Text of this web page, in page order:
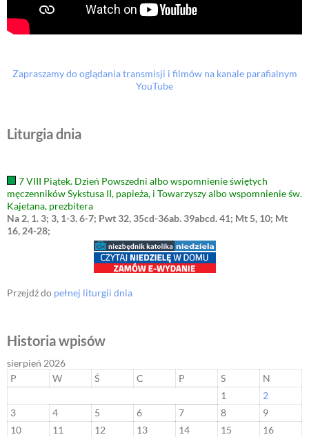
Zapraszamy do oglądania transmisji i filmów na kanale parafialnym
YouTube
Liturgia dnia
7 VIII Piątek. Dzień Powszedni albo wspomnienie świętych
męczenników Sykstusa II, papieża, i Towarzyszy albo wspomnienie św.
Kajetana, prezbitera
Na 2, 1. 3; 3, 1-3. 6-7; Pwt 32, 35cd-36ab. 39abcd. 41; Mt 5, 10; Mt
16, 24-28;
Przejdź do pełnej liturgii dnia
Historia wpisów
sierpień 2026
P
W Ś C P S
N
1
2
3
4 5 6 7 8
9
10
11 12 13 14 15
16